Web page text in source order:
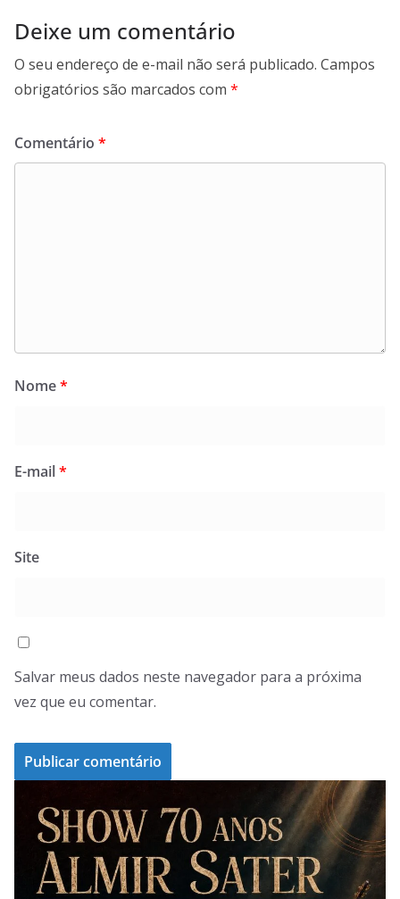
Deixe um comentário
O seu endereço de e-mail não será publicado. Campos
obrigatórios são marcados com *
Comentário *
Nome*
E-mail*
Site
Salvar meus dados neste navegador para a próxima
vez que eu comentar.